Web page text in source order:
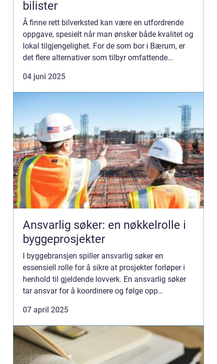
bilister
Å finne rett bilverksted kan være en utfordrende
oppgave, spesielt når man ønsker både kvalitet og
lokal tilgjengelighet. For de som bor i Bærum, er
det flere alternativer som tilbyr omfattende
04 juni 2025
Ansvarlig søker: en nøkkelrolle i
byggeprosjekter
I byggebransjen spiller ansvarlig søker en
essensiell rolle for å sikre at prosjekter forløper i
henhold til gjeldende lovverk. En ansvarlig søker
tar ansvar for å koordinere og følge opp
07 april 2025